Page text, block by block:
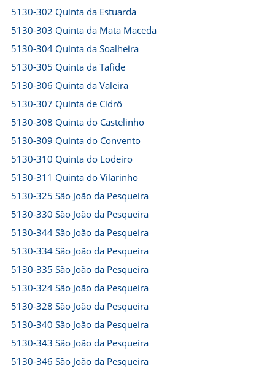
5130-302 Quinta da Estuarda
5130-303 Quinta da Mata Maceda
5130-304 Quinta da Soalheira
5130-305 Quinta da Tafide
5130-306 Quinta da Valeira
5130-307 Quinta de Cidrô
5130-308 Quinta do Castelinho
5130-309 Quinta do Convento
5130-310 Quinta do Lodeiro
5130-311 Quinta do Vilarinho
5130-325 São João da Pesqueira
5130-330 São João da Pesqueira
5130-344 São João da Pesqueira
5130-334 São João da Pesqueira
5130-335 São João da Pesqueira
5130-324 São João da Pesqueira
5130-328 São João da Pesqueira
5130-340 São João da Pesqueira
5130-343 São João da Pesqueira
5130-346 São João da Pesqueira